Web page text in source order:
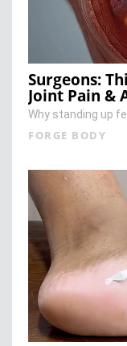
Surgeons:
Joint Pain &
Why standing up
FORGE BODY